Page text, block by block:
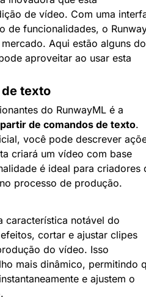
de vídeo. Com uma
de funcionalidades, o
aproveitar ao usar esta
texto
do RunwayML é a
de comandos de texto.
você pode descrever
criará um vídeo com base
é ideal para criadores
processo de produção.
característica notável do
cortar e ajustar clipes
do vídeo. Isso
mais dinâmico, permitindo
e ajustem o